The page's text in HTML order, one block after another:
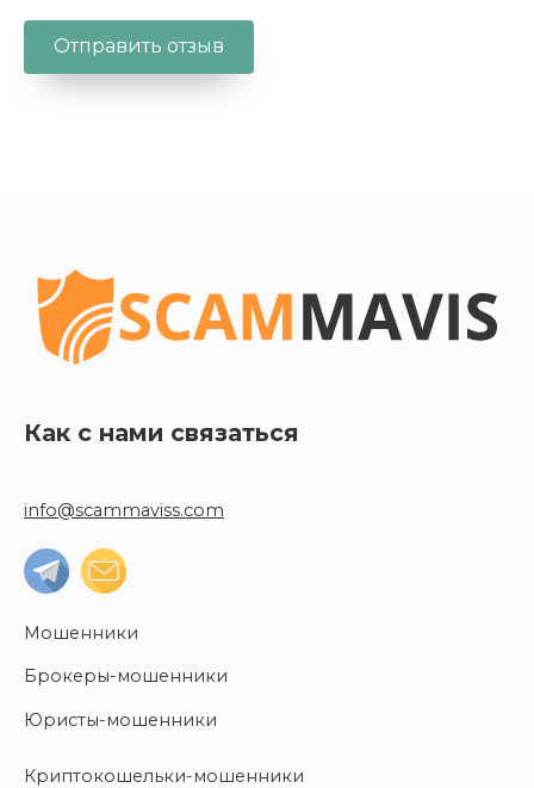
Как с нами связаться
info@scammaviss.com
Мошенники
Брокеры-мошенники
Юристы-мошенники
Криптокошельки-мошенники